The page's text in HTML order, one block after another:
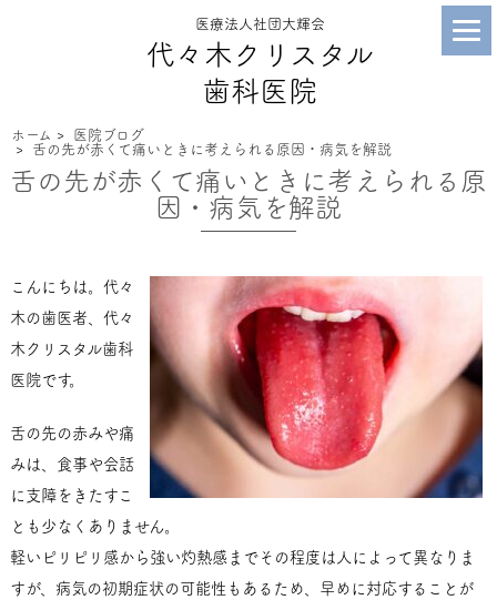
医療法人社団大輝会
代々木クリスタル
歯科医院
ホーム > 医院ブログ
> 舌の先が赤くて痛いときに考えられる原因・病気を解説
舌の先が赤くて痛いときに考えられる原
因・病気を解説
こんにちは。代々
木の歯医者、代々
木クリスタル歯科
医院です。
舌の先の赤みや痛
みは、食事や会話
に支障をきたすこ
とも少なくありません。
軽いピリピリ感から強い灼熱感までその程度は人によって異なりま
すが、病気の初期症状の可能性もあるため、早めに対応することが